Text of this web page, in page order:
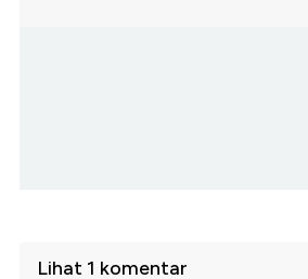
Lihat 1 komentar